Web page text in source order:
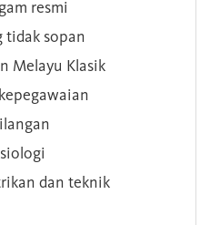
resmi
tidak sopan
Melayu Klasik
dan teknik